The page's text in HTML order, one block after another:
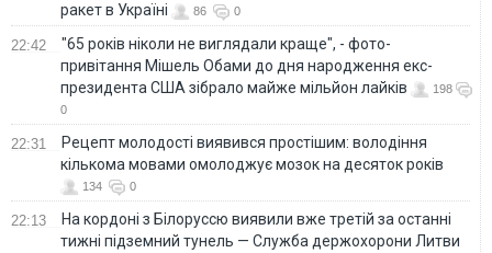
ракет в Україні
86 0
22:42
"65 років ніколи не виглядали краще", - фото-
привітання Мішель Обами до дня народження екс-
президента США зібрало майже мільйон лайків
198
0
22:31
Рецепт молодості виявився простішим: володіння
кількома мовами омолоджує мозок на десяток років
134 0
22:13
На кордоні з Білоруссю виявили вже третій за останні
тижні підземний тунель — Служба держохорони Литви